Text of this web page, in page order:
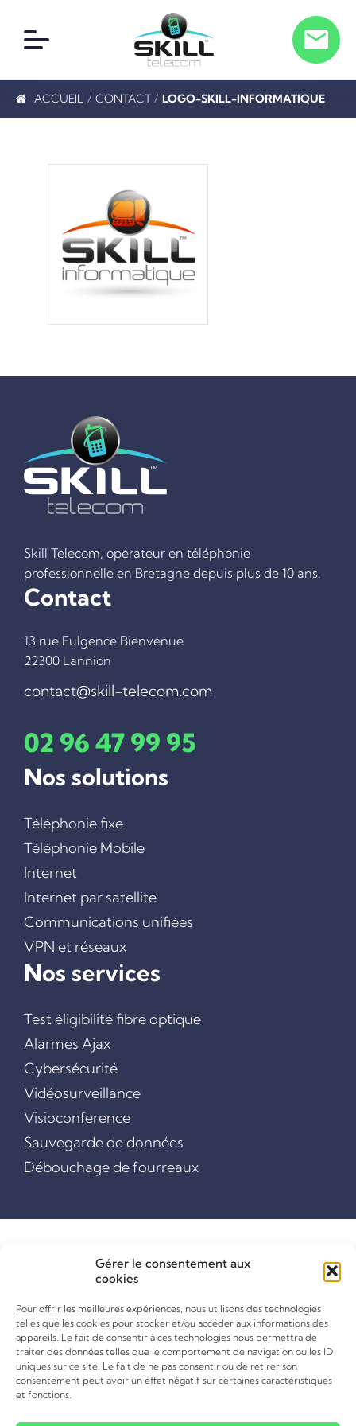
Gérer le consentement aux
cookies
Pour offrir les meilleures expériences, nous utilisons des technologies
telles que les cookies pour stocker et/ou accéder aux informations des
appareils. Le fait de consentir à ces technologies nous permettra de
traiter des données telles que le comportement de navigation ou les ID
uniques sur ce site. Le fait de ne pas consentir ou de retirer son
consentement peut avoir un effet négatif sur certaines caractéristiques
et fonctions.
TÉLÉPHONIE FIXE
COMMUNICATIONS UNIFIÉES
VPN ET RÉSEAUX
VIDÉOSURVEILLANCE
DÉBOUCHAGE DE FOURREAUX
L’ÉQUIPE
ACCUEIL / CONTACT / LOGO-SKILL-INFORMATIQUE
Skill Telecom, opérateur en téléphonie
professionnelle en Bretagne depuis plus de 10 ans.
Contact
13 rue Fulgence Bienvenue
22300 Lannion
contact@skill-telecom.com
02 96 47 99 95
Nos solutions
Téléphonie fixe
Téléphonie Mobile
Internet
Internet par satellite
Communications unifiées
VPN et réseaux
Nos services
Test éligibilité fibre optique
Alarmes Ajax
Cybersécurité
Vidéosurveillance
Visioconference
Sauvegarde de données
Débouchage de fourreaux